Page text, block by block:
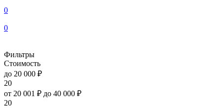
0
0
Фильтры
Стоимость
до 20 000 ₽
20
от 20 001 ₽ до 40 000 ₽
20